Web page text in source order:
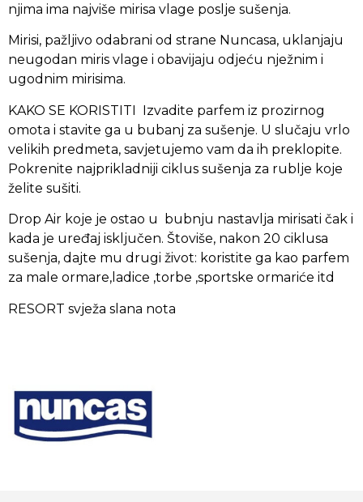
njima ima najviše mirisa vlage poslje sušenja.
Mirisi, pažljivo odabrani od strane Nuncasa, uklanjaju
neugodan miris vlage i obavijaju odjeću nježnim i
ugodnim mirisima.
KAKO SE KORISTITI Izvadite parfem iz prozirnog
omota i stavite ga u bubanj za sušenje. U slučaju vrlo
velikih predmeta, savjetujemo vam da ih preklopite.
Pokrenite najprikladniji ciklus sušenja za rublje koje
želite sušiti.
Drop Air koje je ostao u bubnju nastavlja mirisati čak i
kada je uređaj isključen. Štoviše, nakon 20 ciklusa
sušenja, dajte mu drugi život: koristite ga kao parfem
za male ormare,ladice ,torbe ,sportske ormariće itd
RESORT svježa slana nota